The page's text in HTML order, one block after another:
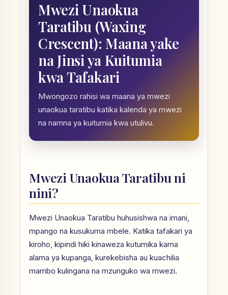
Mwezi Unaokua
Taratibu (Waxing
Crescent): Maana yake
na Jinsi ya Kuitumia
kwa Tafakari
Mwongozo rahisi wa maana ya mwezi
unaokua taratibu katika kalenda ya mwezi
na namna ya kuitumia kwa utulivu.
Mwezi Unaokua Taratibu ni
nini?
Mwezi Unaokua Taratibu huhusishwa na imani,
mpango na kusukuma mbele. Katika tafakari ya
kiroho, kipindi hiki kinaweza kutumika kama
alama ya kupanga, kurekebisha au kuachilia
mambo kulingana na mzunguko wa mwezi.